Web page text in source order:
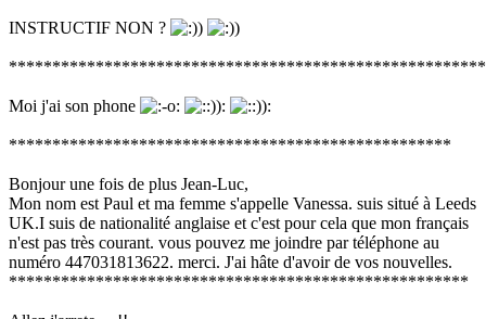
INSTRUCTIF NON ?
Moi j'ai son phone
***************************************************
Bonjour une fois de plus Jean-Luc,
Mon nom est Paul et ma femme s'appelle Vanessa. suis situé à Leeds
UK.I suis de nationalité anglaise et c'est pour cela que mon français
n'est pas très courant. vous pouvez me joindre par téléphone au
numéro 447031813622. merci. J'ai hâte d'avoir de vos nouvelles.
*****************************************************